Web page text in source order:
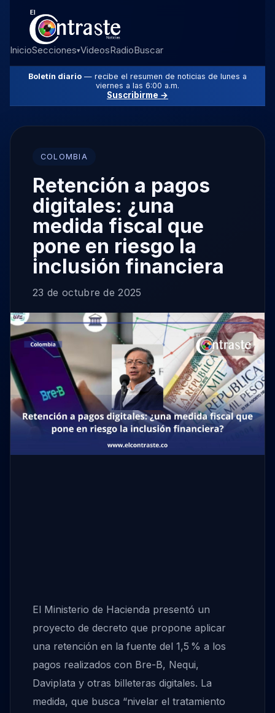
InicioSecciones▾VideosRadioBuscar
Boletín diario — recibe el resumen de noticias de lunes a
viernes a las 6:00 a.m.
Suscribirme →
COLOMBIA
Retención a pagos
digitales: ¿una
medida fiscal que
pone en riesgo la
inclusión financiera
23 de octubre de 2025
El Ministerio de Hacienda presentó un
proyecto de decreto que propone aplicar
una retención en la fuente del 1,5 % a los
pagos realizados con Bre-B, Nequi,
Daviplata y otras billeteras digitales. La
medida, que busca “nivelar el tratamiento